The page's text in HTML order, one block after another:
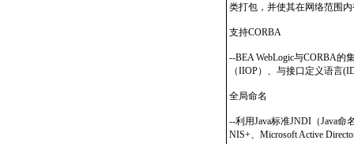
类打包，并使其在网络范围
支持CORBA
--BEA WebLogic与CORBA的
（IIOP）、与接口定义语言
全局命名
--利用Java标准JNDI（Java命
NIS+、Microsoft Active